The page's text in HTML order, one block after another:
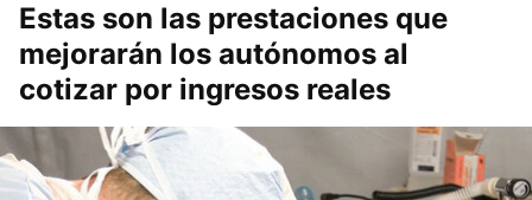
Estas son las prestaciones que
mejorarán los autónomos al
cotizar por ingresos reales